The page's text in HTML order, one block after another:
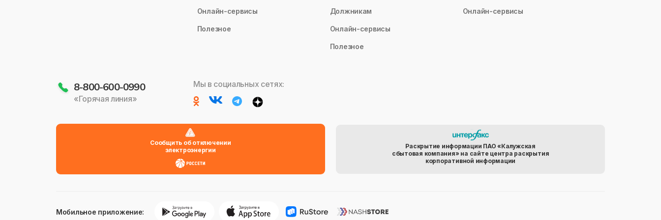
Онлайн-сервисы
Полезное
Должникам
Онлайн-сервисы
Полезное
Онлайн-сервисы
8-800-600-0990
«Горячая линия»
Мы в социальных сетях:
Сообщить об отключении
электроэнергии
Раскрытие информации ПАО «Калужская
сбытовая компания» на сайте центра раскрытия
корпоративной информации
Мобильное приложение: